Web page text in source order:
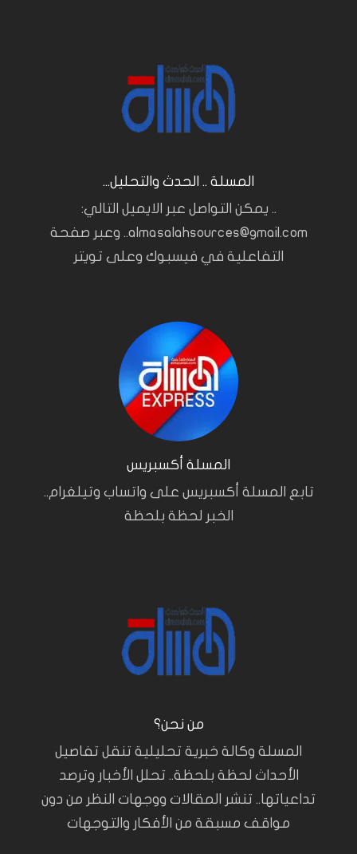
المسلة .. الحدث والتحليل...
.. يمكن التواصل عبر الايميل التالي:
almasalahsources@gmail.com.. وعبر صفحة
التفاعلية في فيسبوك وعلى تويتر
المسلة أكسبريس
تابع المسلة أكسبريس على واتساب وتيلغرام..
الخبر لحظة بلحظة
من نحن؟
المسلة وكالة خبرية تحليلية تنقل تفاصيل
الأحداث لحظة بلحظة.. تحلل الأخبار وترصد
تداعياتها.. تنشر المقالات ووجهات النظر من دون
مواقف مسبقة من الأفكار والتوجهات